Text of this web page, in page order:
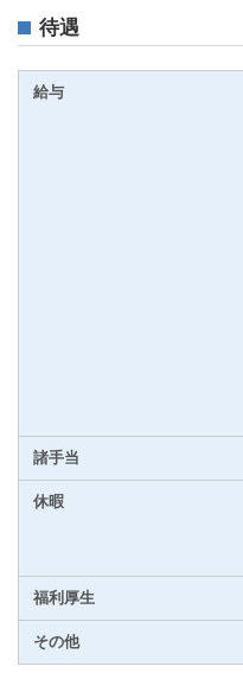
待遇
給与
諸手当
休暇
福利厚生
その他